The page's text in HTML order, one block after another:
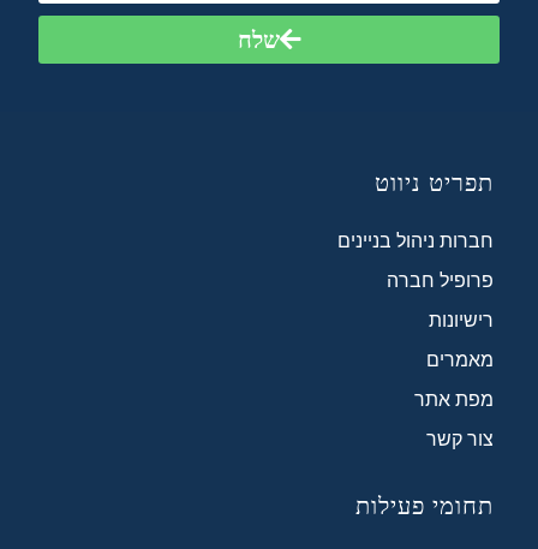
שלח
תפריט ניווט
חברות ניהול בניינים
פרופיל חברה
רישיונות
מאמרים
מפת אתר
צור קשר
תחומי פעילות